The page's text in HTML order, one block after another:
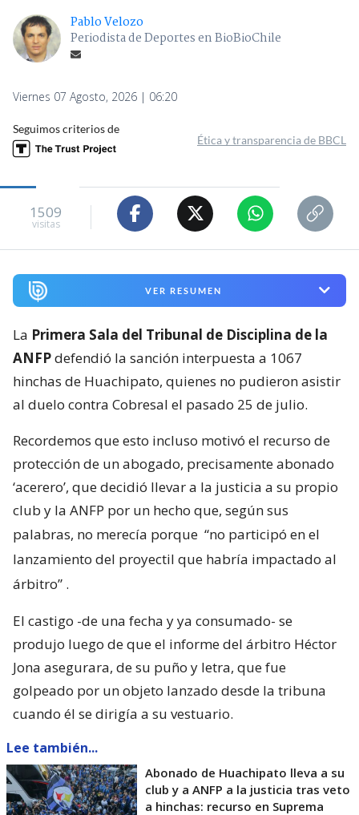
Pablo Velozo
Periodista de Deportes en BioBioChile
Viernes 07 Agosto, 2026 | 06:20
Seguimos criterios de
Ética y transparencia de BBCL
1509
visitas
VER RESUMEN
La Primera Sala del Tribunal de Disciplina de la
ANFPdefendió la sanción interpuesta a 1067
hinchas de Huachipato, quienes no pudieron asistir
al duelo contra Cobresal el pasado 25 de julio.
Recordemos que esto incluso motivó el recurso de
protección de un abogado, precisamente abonado
‘acerero’, que decidió llevar a la justicia a su propio
club y la ANFP por un hecho que, según sus
palabras, no merecía porque “no participó en el
lanzamiento del proyectil que habría impactado al
árbitro” .
El castigo -de una fecha y ya consumado- se
produjo luego de que el informe del árbitro Héctor
Jona asegurara, de su puño y letra, que fue
golpeado por un objeto lanzado desde la tribuna
cuando él se dirigía a su vestuario.
Lee también...
Abonado de Huachipato lleva a su
club y a ANFP a la justicia tras veto
a hinchas: recurso en Suprema